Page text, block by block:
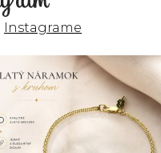
Instagrame